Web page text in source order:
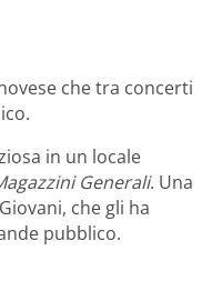
che tra concerti
in un locale
Generali. Una
che gli ha
pubblico.